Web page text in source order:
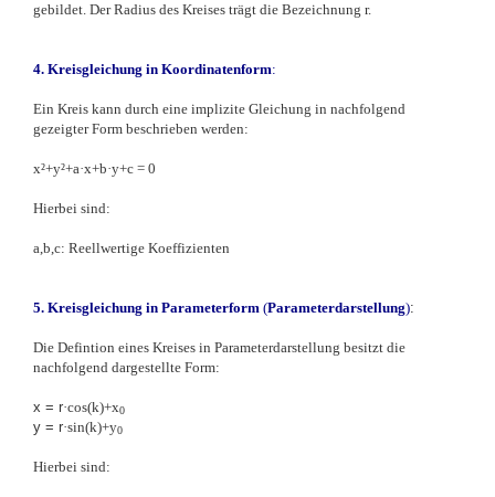
gebildet. Der Radius des Kreises trägt die Bezeichnung r.
4. Kreisgleichung in Koordinatenform:
Ein Kreis kann durch eine implizite Gleichung in nachfolgend
gezeigter Form beschrieben werden:
x²+y²+a·x+b·y+c = 0
Hierbei sind:
a,b,c: Reellwertige Koeffizienten
5. Kreisgleichung in Parameterform (Parameterdarstellung):
Die Defintion eines Kreises in Parameterdarstellung besitzt die
nachfolgend dargestellte Form:
x = r·cos(k)+x0
y = r·sin(k)+y0
Hierbei sind: